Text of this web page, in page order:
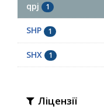
qpj 1
SHP 1
SHX 1
Ліцензії